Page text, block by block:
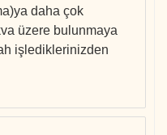
daha çok
üzere bulunmaya
işlediklerinizden